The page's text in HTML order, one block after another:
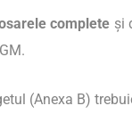
complete și
(Anexa B)